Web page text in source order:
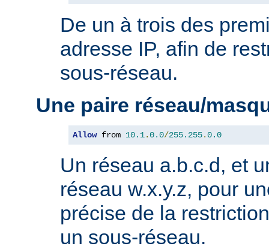
De un à trois des
adresse IP, afin de
sous-réseau.
Une paire réseau/
Allow from 10.1.0.0/255.255.0.0
Un réseau a.b.c.d, et
réseau w.x.y.z, pour
précise de la
un sous-réseau.